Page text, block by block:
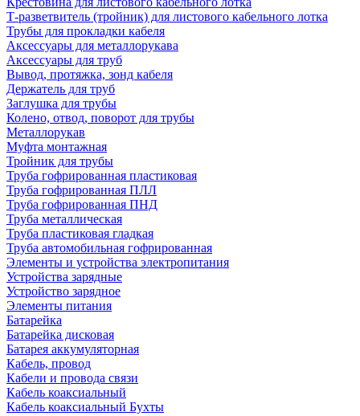
Т-разветвитель (тройник) для листового кабельного лотка
Трубы для прокладки кабеля
Аксессуары для металлорукава
Аксессуары для труб
Вывод, протяжка, зонд кабеля
Держатель для труб
Заглушка для трубы
Колено, отвод, поворот для трубы
Металлорукав
Муфта монтажная
Тройник для трубы
Труба гофрированная пластиковая
Труба гофрированная ПЛЛ
Труба гофрированная ПНД
Труба металлическая
Труба пластиковая гладкая
Труба автомобильная гофрированная
Элементы и устройства электропитания
Устройства зарядные
Устройство зарядное
Элементы питания
Батарейка
Батарейка дисковая
Батарея аккумуляторная
Кабель, провод
Кабели и провода связи
Кабель коаксиальный
Кабель коаксиальный Бухты